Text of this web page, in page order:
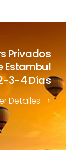
Privados
Estambul
3-4 Días
Detalles